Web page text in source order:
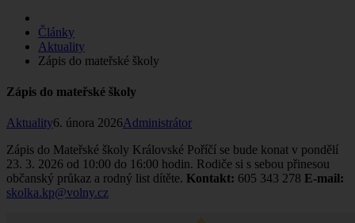
Články
Aktuality
Zápis do mateřské školy
Zápis do mateřské školy
Aktuality6. února 2026Administrátor
Zápis do Mateřské školy Královské Poříčí se bude konat v pondělí
23. 3. 2026 od 10:00 do 16:00 hodin. Rodiče si s sebou přinesou
občanský průkaz a rodný list dítěte. Kontakt: 605 343 278 E-mail:
skolka.kp@volny.cz